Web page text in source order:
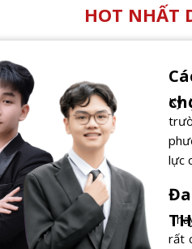
HOT NHẤT
Kỳ
lực
rất